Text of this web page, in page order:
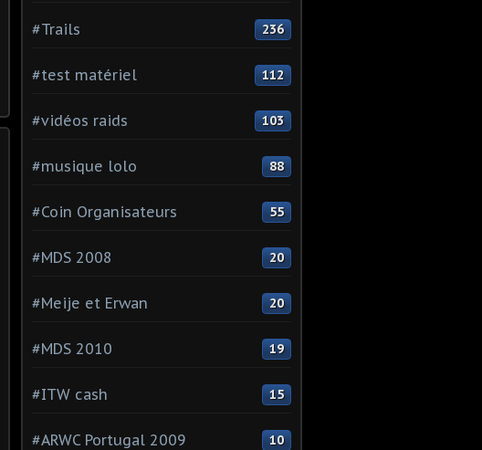
#Trails 236
#test matériel 112
#vidéos raids 103
#musique lolo 88
#Coin Organisateurs 55
#MDS 2008 20
#Meije et Erwan 20
#MDS 2010 19
#ITW cash 15
#ARWC Portugal 2009 10